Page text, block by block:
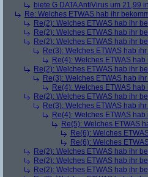
biete G DATA AntiVirus um 21,99
Re: Welches ETWAS hab ihr
Re(2): Welches ETWAS hab ihr
Re(2): Welches ETWAS hab ihr
Re(2): Welches ETWAS hab ihr
Re(3): Welches ETWAS hab
Re(4): Welches ETWAS
Re(2): Welches ETWAS hab ihr
Re(3): Welches ETWAS hab
Re(4): Welches ETWAS
Re(2): Welches ETWAS hab ihr
Re(3): Welches ETWAS hab
Re(4): Welches ETWAS
Re(5): Welches ETWAS
Re(6): Welches
Re(6): Welches
Re(2): Welches ETWAS hab ihr
Re(2): Welches ETWAS hab ihr
Re(2): Welches ETWAS hab ihr